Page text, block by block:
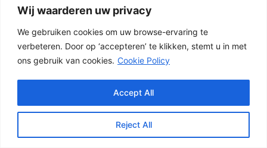
Wij waarderen uw privacy
We gebruiken cookies om uw browse-ervaring te
verbeteren. Door op ‘accepteren’ te klikken, stemt u in met
ons gebruik van cookies. Cookie Policy
Reject All
Accept All
lengte van de schutting en de aanwezigheid van
poorten of hoeken hebben invloed op de beste
oplossing.
De juiste keuze voor uw tuin
meest gekozen oplossing. {De betonnen onderzijde
beschermt het hout tegen direct contact met vochtige
grond, terwijl de houten schermen zorgen voor een